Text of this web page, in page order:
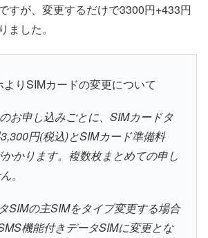
すが、変更するだけで3300円+433円
ました。
よりSIMカードの変更について
お申し込みごとに、SIMカードタ
円(税込)とSIMカード準備料
かります。複数枚まとめての申し
。
SIMの主SIMをタイプ変更する場合
機能付きデータSIMに変更とな